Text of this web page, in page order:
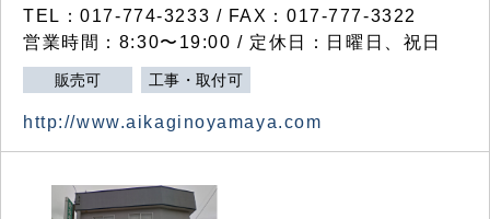
TEL：017-774-3233 / FAX：017-777-3322
営業時間：8:30〜19:00 / 定休日：日曜日、祝日
販売可 工事・取付可
http://www.aikaginoyamaya.com